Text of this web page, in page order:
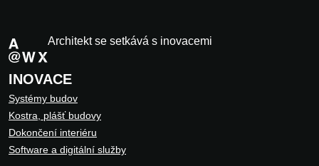
Architekt se setkává s inovacemi
INOVACE
Systémy budov
Kostra, plášť budovy
Dokončení interiéru
Software a digitální služby